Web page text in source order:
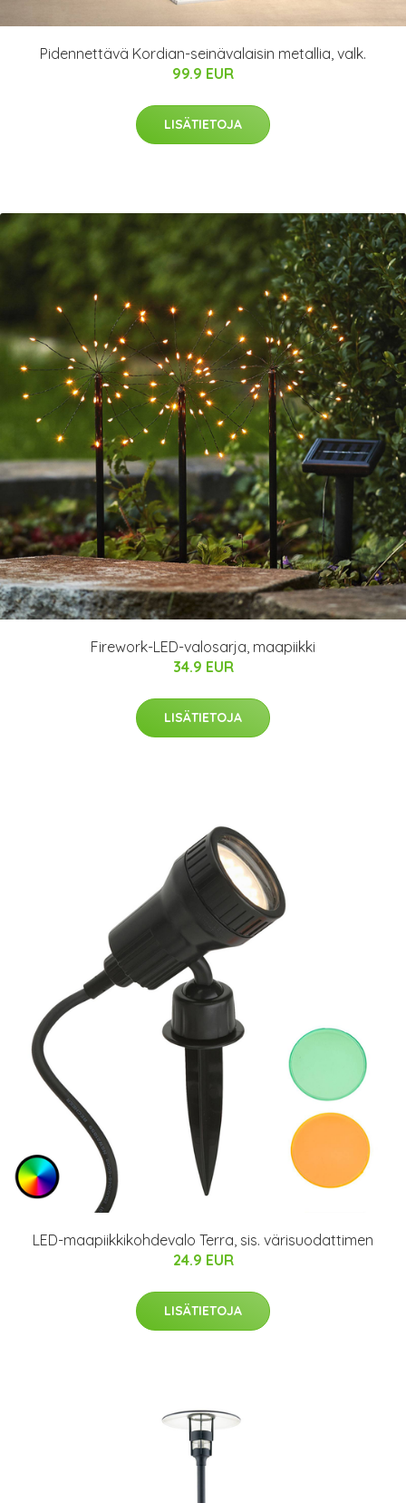
Pidennettävä Kordian-seinävalaisin metallia, valk.
99.9 EUR
LISÄTIETOJA
Firework-LED-valosarja, maapiikki
34.9 EUR
LISÄTIETOJA
LED-maapiikkikohdevalo Terra, sis. värisuodattimen
24.9 EUR
LISÄTIETOJA